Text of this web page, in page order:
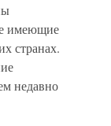
имеющие
странах.
недавно